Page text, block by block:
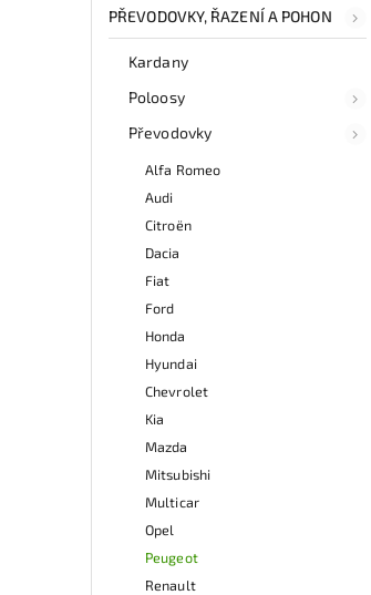
PŘEVODOVKY, ŘAZENÍ A POHON
Kardany
Poloosy
Převodovky
Alfa Romeo
Audi
Citroën
Dacia
Fiat
Ford
Honda
Hyundai
Chevrolet
Kia
Mazda
Mitsubishi
Multicar
Opel
Peugeot
Renault